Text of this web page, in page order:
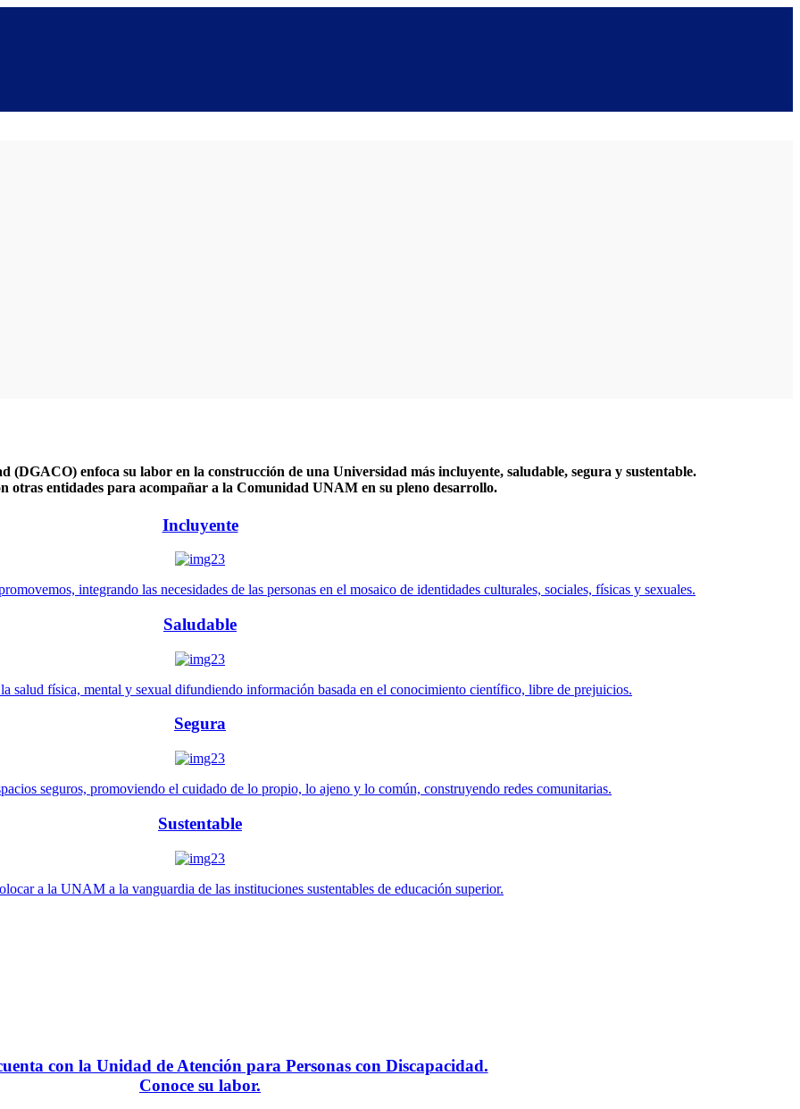
(DGACO) enfoca su labor en la construcción de una Universidad más incluyente, saludable, segura y sustentable.
otras entidades para acompañar a la Comunidad UNAM en su pleno desarrollo.
Incluyente
integrando las necesidades de las personas en el mosaico de identidades culturales, sociales, físicas y sexuales.
Saludable
salud física, mental y sexual difundiendo información basada en el conocimiento científico, libre de prejuicios.
Segura
seguros, promoviendo el cuidado de lo propio, lo ajeno y lo común, construyendo redes comunitarias.
Sustentable
a la UNAM a la vanguardia de las instituciones sustentables de educación superior.
con la Unidad de Atención para Personas con Discapacidad.
Conoce su labor.